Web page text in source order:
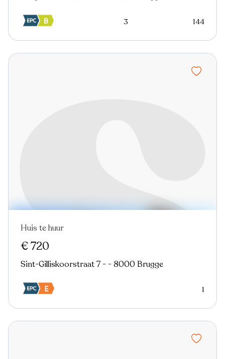
3 144
Huis te huur
€ 720
Sint-Gilliskoorstraat 7 - - 8000 Brugge
1